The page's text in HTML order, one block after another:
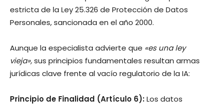
estricta de la Ley 25.326 de Protección de Datos
Personales, sancionada en el año 2000.
Aunque la especialista advierte que «es una ley
vieja»,sus principios fundamentales resultan armas
jurídicas clave frente al vacío regulatorio de la IA:
Principio de Finalidad (Artículo 6):Los datos